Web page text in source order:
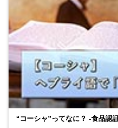
“コーシャ”ってなに？ ‐食品認